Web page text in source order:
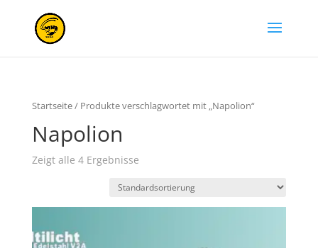
Startseite/ Produkte verschlagwortet mit „Napolion“
Napolion
Zeigt alle 4 Ergebnisse